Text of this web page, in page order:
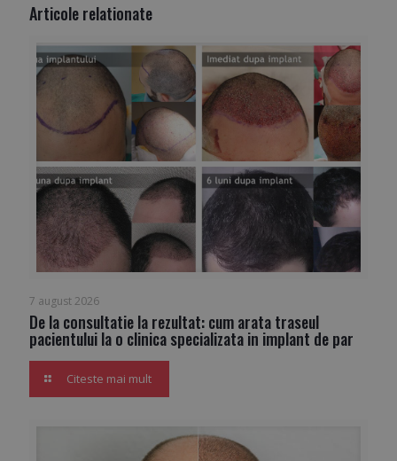
Articole relationate
7 august 2026
De la consultatie la rezultat: cum arata traseul
pacientului la o clinica specializata in implant de par
Citeste mai mult